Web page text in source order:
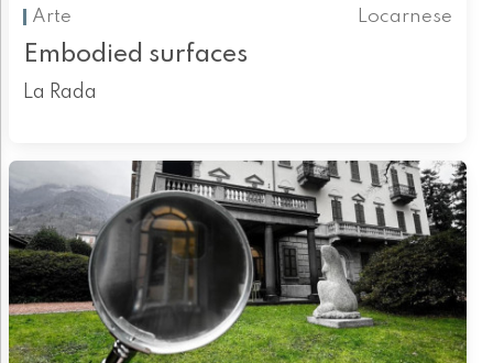
Arte
Locarnese
Embodied surfaces
La Rada